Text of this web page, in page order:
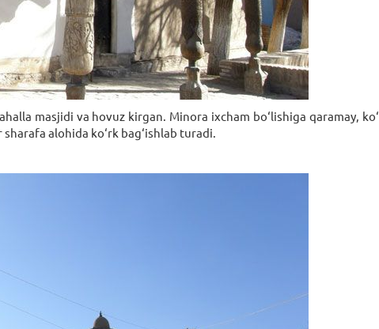
masjidi va hovuz kirgan. Minora ixcham bo‘lishiga qaramay,
alohida ko‘rk bag‘ishlab turadi.